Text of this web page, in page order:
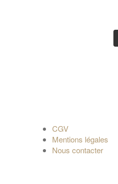
CGV
Mentions légales
Nous contacter